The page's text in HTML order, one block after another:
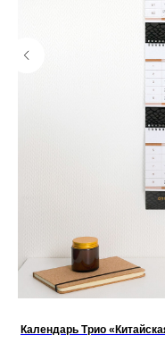
Календарь Трио